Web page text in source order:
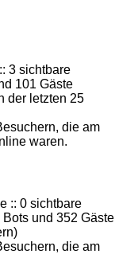
3 sichtbare
101 Gäste
der letzten 25
die am
waren.
:: 0 sichtbare
und 352 Gäste
die am